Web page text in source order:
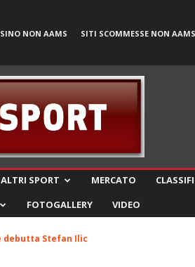
NON AAMS SITI SCOMMESSE NON AAMS
ALTRI SPORT MERCATO
FOTOGALLERY VIDEO
debutta Stefan Ilic